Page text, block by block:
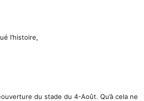
l’histoire,
du stade du 4-Août. Qu’à cela ne